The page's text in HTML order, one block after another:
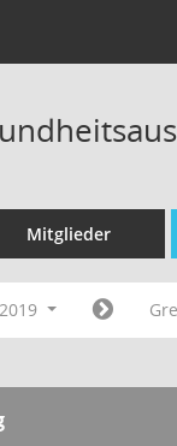
Mitglieder
2019